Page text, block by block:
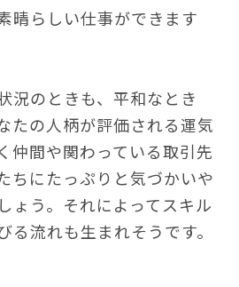
晴らしい仕事ができます
況のときも、平和なとき
たの人柄が評価される運気
仲間や関わっている取引先
ちにたっぷりと気づかいや
ょう。それによってスキル
る流れも生まれそうです。